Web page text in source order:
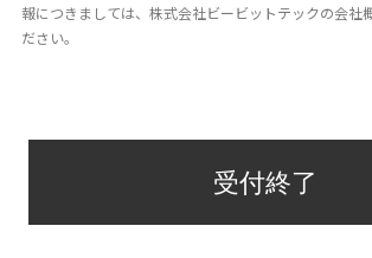
報につきましては、株式会社ビービットテックの会社
ださい。
受付終了